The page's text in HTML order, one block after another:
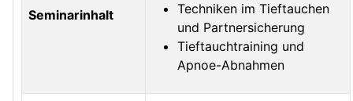
Seminarinhalt
Techniken im Tieftauchen
und Partnersicherung
Tieftauchtraining und
Apnoe-Abnahmen